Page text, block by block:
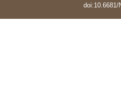
doi:10.6681/